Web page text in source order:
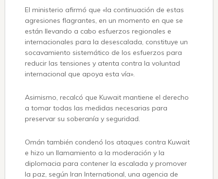
El ministerio afirmó que «la continuación de estas
agresiones flagrantes, en un momento en que se
están llevando a cabo esfuerzos regionales e
internacionales para la desescalada, constituye un
socavamiento sistemático de los esfuerzos para
reducir las tensiones y atenta contra la voluntad
internacional que apoya esta vía».
Asimismo, recalcó que Kuwait mantiene el derecho
a tomar todas las medidas necesarias para
preservar su soberanía y seguridad.
Omán también condenó los ataques contra Kuwait
e hizo un llamamiento a la moderación y la
diplomacia para contener la escalada y promover
la paz, según Iran International, una agencia de